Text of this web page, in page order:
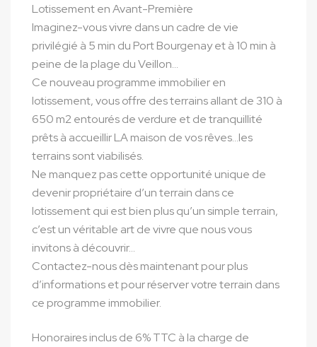
Lotissement en Avant-Première
Imaginez-vous vivre dans un cadre de vie
privilégié à 5 min du Port Bourgenay et à 10 min à
peine de la plage du Veillon…
Ce nouveau programme immobilier en
lotissement, vous offre des terrains allant de 310 à
650 m2 entourés de verdure et de tranquillité
prêts à accueillir LA maison de vos rêves…les
terrains sont viabilisés.
Ne manquez pas cette opportunité unique de
devenir propriétaire d’un terrain dans ce
lotissement qui est bien plus qu’un simple terrain,
c’est un véritable art de vivre que nous vous
invitons à découvrir…
Contactez-nous dès maintenant pour plus
d’informations et pour réserver votre terrain dans
ce programme immobilier.
Honoraires inclus de 6% TTC à la charge de